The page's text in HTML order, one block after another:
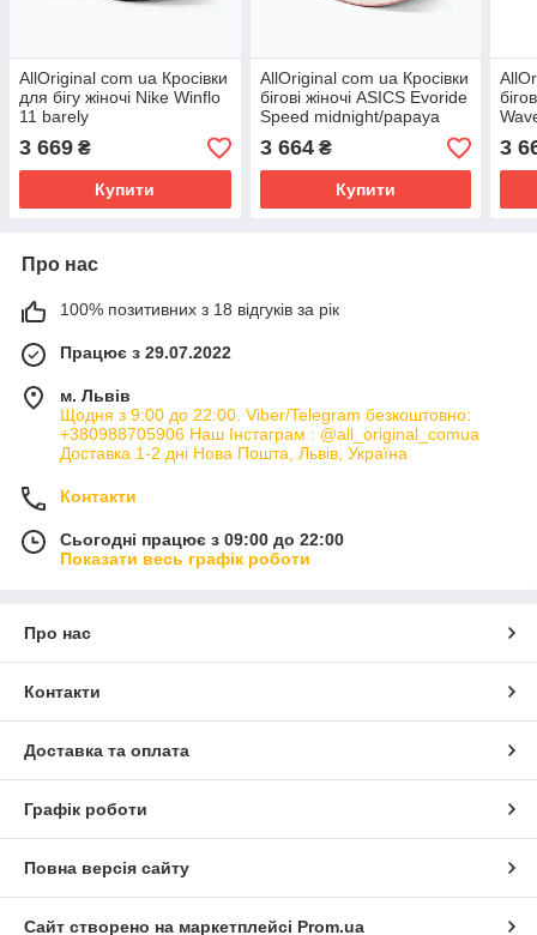
AllOriginal com ua Кросівки
для бігу жіночі Nike Winflo
11 barely
green/anthracite/white/playful
pink РОЗМІРИ
3 669 ₴
Купити
AllOriginal com ua Кросівки
бігові жіночі ASICS Evoride
Speed midnight/papaya
РОЗМІРИ ЗАПИТУЙТЕ
3 664₴
Купити
3
Про нас
100% позитивних з 18 відгуків за рік
Працює з 29.07.2022
м. Львів
Щодня з 9:00 до 22:00. Viber/Telegram безкоштовно:
+380988705906 Наш Інстаграм : @all_original_comua
Доставка 1-2 дні Нова Пошта, Львів, Україна
Контакти
Сьогодні працює з 09:00 до 22:00
Показати весь графік роботи
Про нас
Контакти
Доставка та оплата
Графік роботи
Повна версія сайту
Сайт створено на маркетплейсі Prom.ua